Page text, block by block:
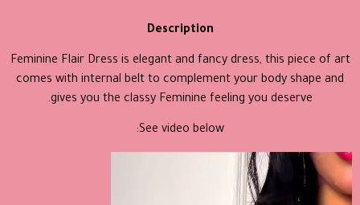
Description
Feminine Flair Dress is elegant and fancy dress, this piece of art
comes with internal belt to complement your body shape and
gives you the classy Feminine feeling you deserve.
See video below: